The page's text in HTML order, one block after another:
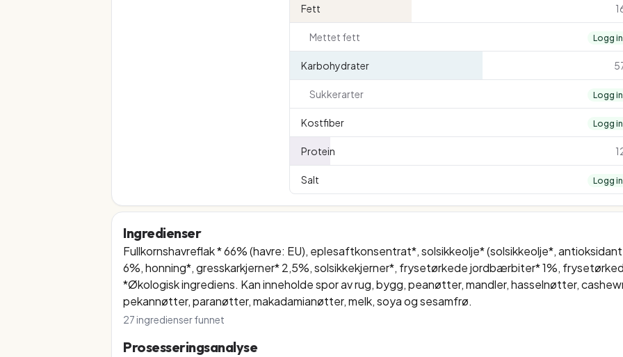
Fett
Mettet fett Logg
Karbohydrater
Sukkerarter Logg
Kostfiber Logg
Protein
Salt Logg
Ingredienser
Fullkornshavreflak * 66% (havre: EU), eplesaftkonsentrat*, solsikkeolje* (solsikkeolje*,
6%, honning*, gresskarkjerner* 2,5%, solsikkekjerner*, frysetørkede jordbærbiter* 1%,
*Økologisk ingrediens. Kan inneholde spor av rug, bygg, peanøtter, mandler, hasselnøtter,
pekannøtter, paranøtter, makadamianøtter, melk, soya og sesamfrø.
27 ingredienser funnet
Prosesseringsanalyse